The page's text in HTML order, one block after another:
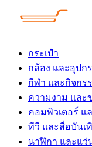
กระเป๋า
กล้อง และอุปก
กีฬา และกิจกร
ความงาม และ
คอมพิวเตอร์ แ
ทีวี และสื่อบันเ
นาฬิกา และแว่